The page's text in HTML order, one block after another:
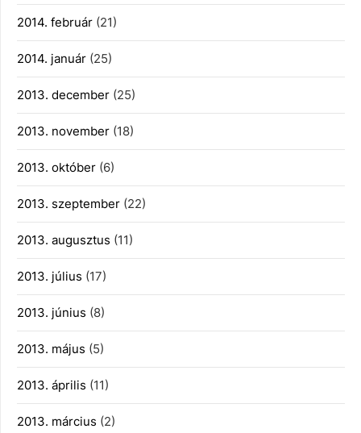
2014. február (21)
2014. január (25)
2013. december (25)
2013. november (18)
2013. október (6)
2013. szeptember (22)
2013. augusztus (11)
2013. július (17)
2013. június (8)
2013. május (5)
2013. április (11)
2013. március (2)